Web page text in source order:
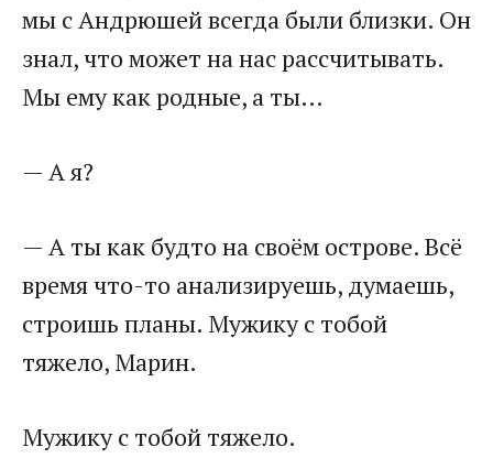
мы с Андрюшей всегда были близки. Он
знал, что может на нас рассчитывать.
Мы ему как родные, а ты…
— А я?
— А ты как будто на своём острове. Всё
время что-то анализируешь, думаешь,
строишь планы. Мужику с тобой
тяжело, Марин.
Мужику с тобой тяжело.